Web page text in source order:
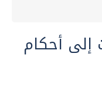
إلى أحكام